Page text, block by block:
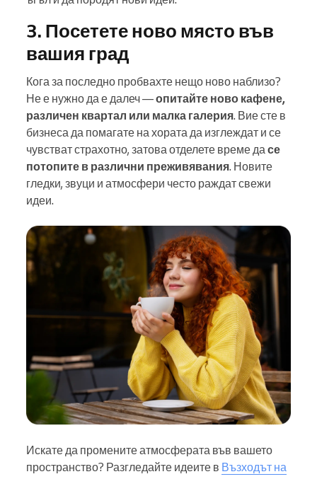
3. Посетете ново място във
вашия град
Кога за последно пробвахте нещо ново наблизо?
Не е нужно да е далеч —опитайте ново кафене,
различен квартал или малка галерия. Вие сте в
бизнеса да помагате на хората да изглеждат и се
чувстват страхотно, затова отделете време дасе
потопите в различни преживявания. Новите
гледки, звуци и атмосфери често раждат свежи
идеи.
Искате да промените атмосферата във вашето
пространство? Разгледайте идеите в Възходът на